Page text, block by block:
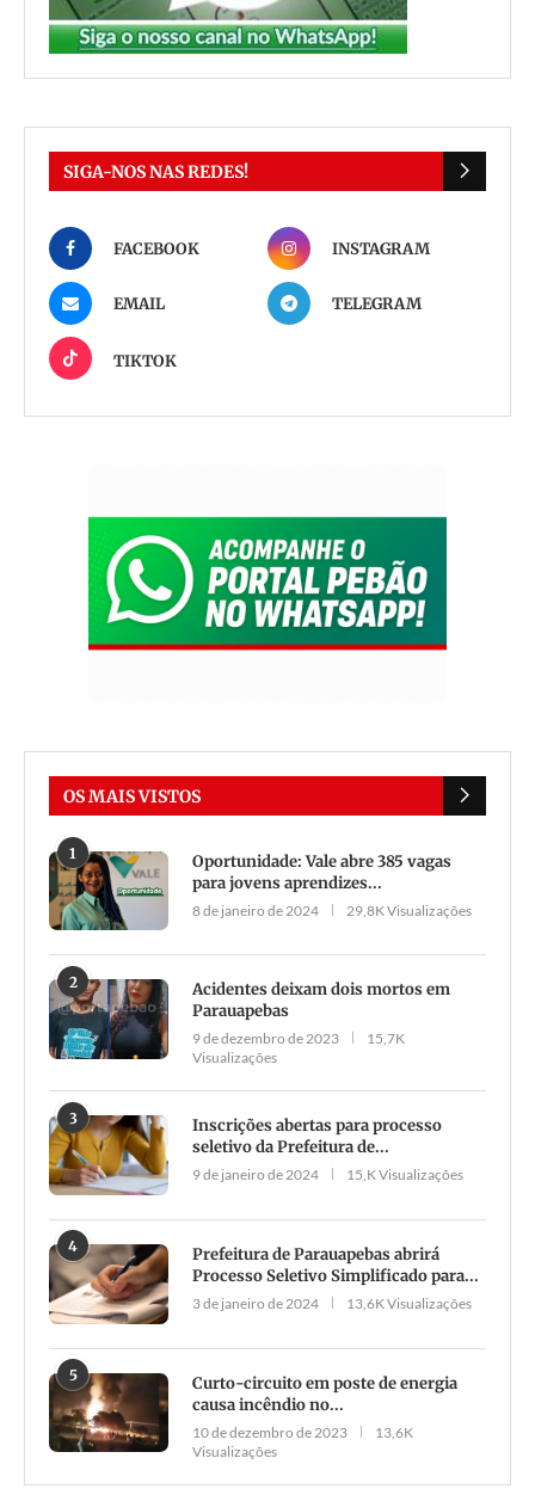
SIGA-NOS NAS REDES!
FACEBOOK INSTAGRAM
EMAIL TELEGRAM
TIKTOK
OS MAIS VISTOS
1
Oportunidade: Vale abre 385 vagas
para jovens aprendizes...
8 de janeiro de 2024 29,8K Visualizações
2
Acidentes deixam dois mortos em
Parauapebas
9 de dezembro de 2023
15,7K
Visualizações
3
Inscrições abertas para processo
seletivo da Prefeitura de...
9 de janeiro de 2024 15,K Visualizações
4
Prefeitura de Parauapebas abrirá
Processo Seletivo Simplificado para...
3 de janeiro de 2024 13,6K Visualizações
5
Curto-circuito em poste de energia
causa incêndio no...
10 de dezembro de 2023
13,6K
Visualizações